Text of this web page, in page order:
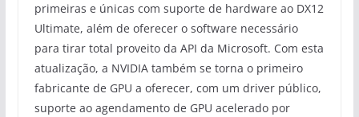
primeiras e únicas com suporte de hardware ao DX12
Ultimate, além de oferecer o software necessário
para tirar total proveito da API da Microsoft. Com esta
atualização, a NVIDIA também se torna o primeiro
fabricante de GPU a oferecer, com um driver público,
suporte ao agendamento de GPU acelerado por